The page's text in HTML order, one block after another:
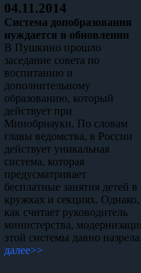
04.11.2014
Система допобразования
нуждается в обновлении
В Пушкино прошло
заседание совета по
воспитанию и
дополнительному
образованию, который
действует при
Минобрнауки. По словам
главы ведомства, в России
действует уникальная
система, которая
предусматривает
бесплатные занятия детей в
кружках и секциях. Однако,
как считает руководитель
министерства,
этой системы давно назрела.
далее>>